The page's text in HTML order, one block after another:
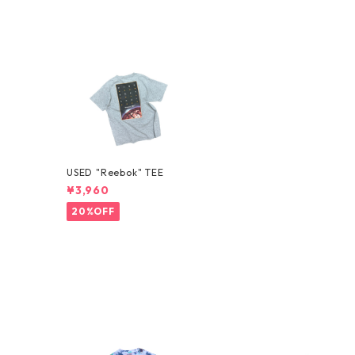
USED "Reebok" TEE
¥3,960
20%OFF